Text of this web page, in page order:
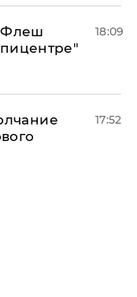
Флеш
18:09
17:52